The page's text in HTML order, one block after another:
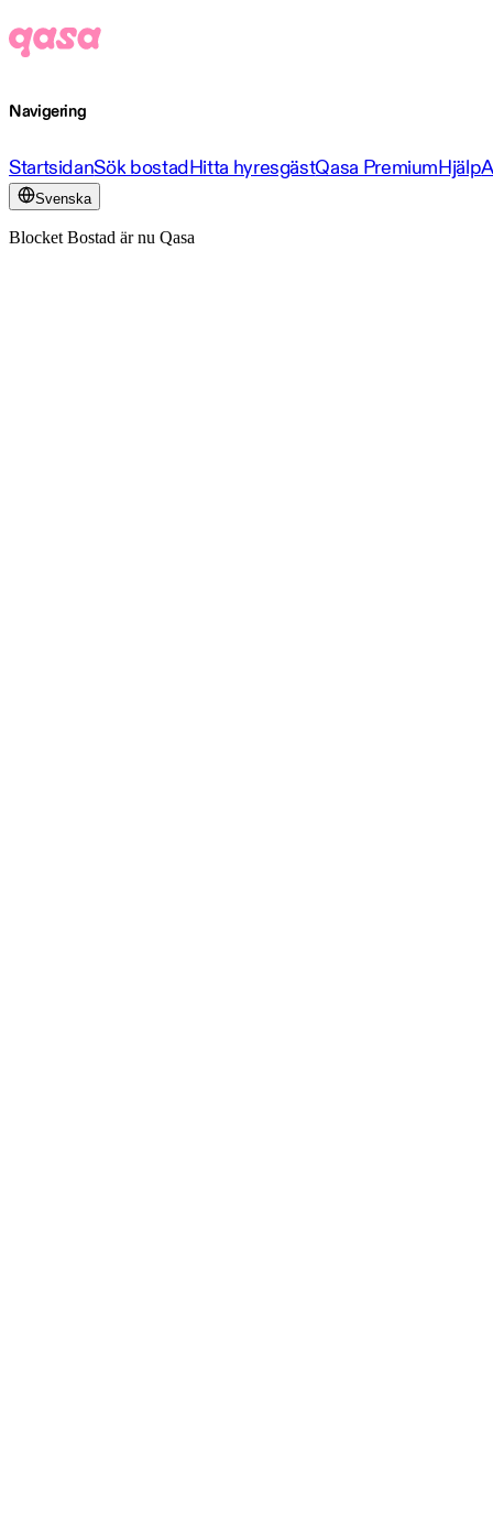
Navigering
StartsidanSök bostadHitta hyresgästQasa PremiumHjälp
Svenska
Blocket Bostad är nu Qasa